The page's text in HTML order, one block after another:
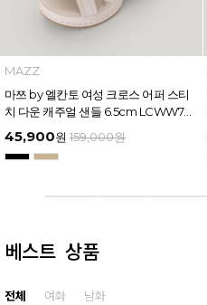
MAZZ
마쯔 by 엘칸토 여성 소프트 셔링 경량
컴포트 샌들 3.5cm LCWW12M626
45,900원 159,000원
베스트 상품
전체 여화 남화